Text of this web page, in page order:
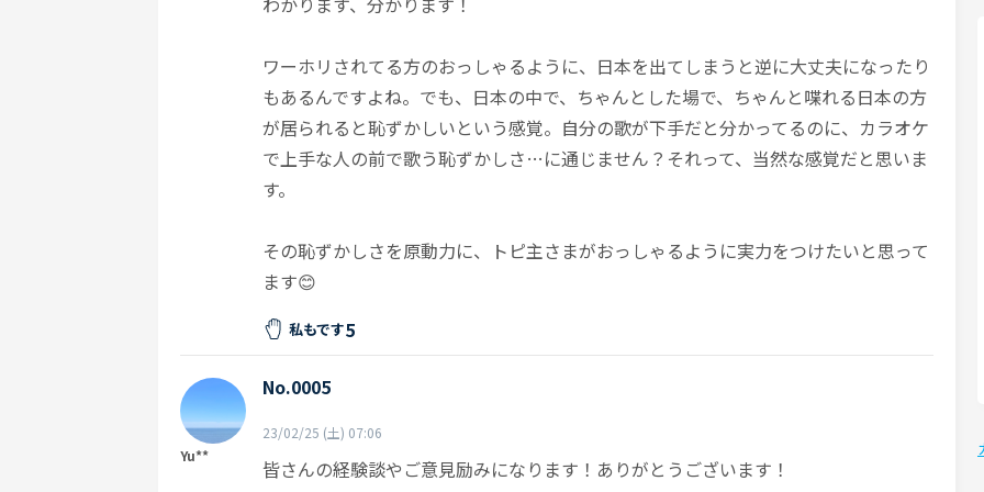
ワーホリされてる方のおっしゃるように、日本を出てしまうと逆に大丈夫になったり
もあるんですよね。でも、日本の中で、ちゃんとした場で、ちゃんと喋れる日本の方
が居られると恥ずかしいという感覚。自分の歌が下手だと分かってるのに、カラオケ
で上手な人の前で歌う恥ずかしさ…に通じません？それって、当然な感覚だと思いま
す。
その恥ずかしさを原動力に、トピ主さまがおっしゃるように実力をつけたいと思って
ます😊
私もです5
Yu**
No.0005
23/02/25 (土) 07:06
皆さんの経験談やご意見励みになります！ありがとうございます！